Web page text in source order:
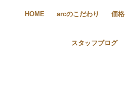
HOME arcのこだわり 価格
スタッフブログ